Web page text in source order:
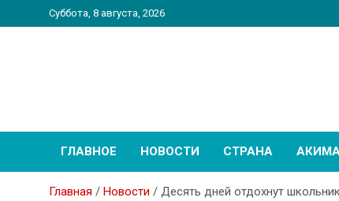
к
Суббота, 8 августа, 2026
ГЛАВНОЕ НОВОСТИ СТРАНА
Главная Новости Десять дней отдохнут